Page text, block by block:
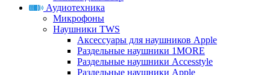
Аудиотехника
Микрофоны
Наушники TWS
Аксессуары для наушников Apple
Раздельные наушники 1MORE
Раздельные наушники Accesstyle
Раздельные наушники Apple